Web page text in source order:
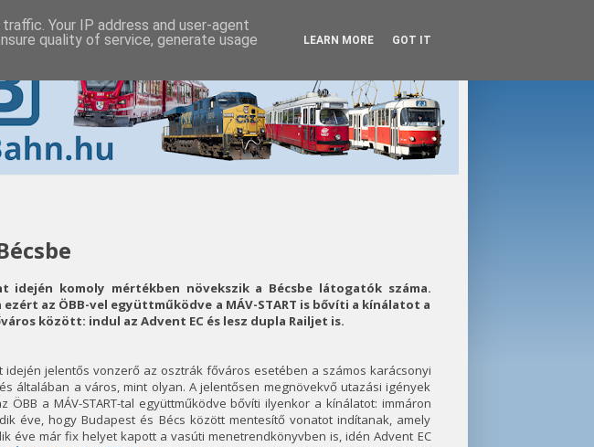
idején komoly mértékben növekszik a Bécsbe látogatók száma.
ezért az ÖBB-vel együttműködve a MÁV-START is bővíti a kínálatot a
között: indul az Advent EC és lesz dupla Railjet is.
idején jelentős vonzerő az osztrák főváros esetében a számos karácsonyi
általában a város, mint olyan. A jelentősen megnövekvő utazási igények
ÖBB a MÁV-START-tal együttműködve bővíti ilyenkor a kínálatot: immáron
éve, hogy Budapest és Bécs között mentesítő vonatot indítanak, amely
éve már fix helyet kapott a vasúti menetrendkönyvben is, idén Advent EC
Your IP address and user-agent
quality of service, generate usage
LEARN MORE GOT IT